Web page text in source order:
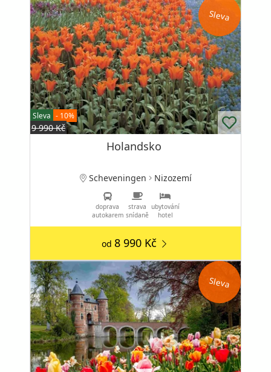
Sleva
Sleva - 10%
9 990 Kč
Holandsko
Scheveningen Nizozemí
doprava
autokarem
strava
snídaně
ubytování
hotel
od 8 990 Kč
Sleva